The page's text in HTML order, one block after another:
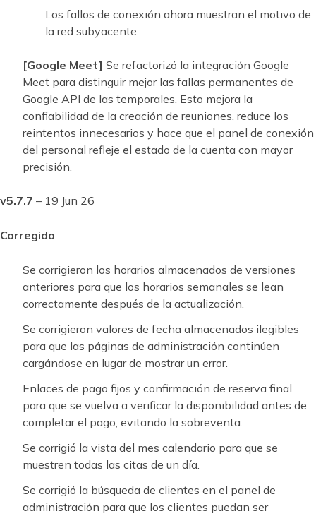
Los fallos de conexión ahora muestran el motivo de
la red subyacente.
[Google Meet] Se refactorizó la integración Google
Meet para distinguir mejor las fallas permanentes de
Google API de las temporales. Esto mejora la
confiabilidad de la creación de reuniones, reduce los
reintentos innecesarios y hace que el panel de conexión
del personal refleje el estado de la cuenta con mayor
precisión.
v5.7.7 – 19 Jun 26
Corregido
Se corrigieron los horarios almacenados de versiones
anteriores para que los horarios semanales se lean
correctamente después de la actualización.
Se corrigieron valores de fecha almacenados ilegibles
para que las páginas de administración continúen
cargándose en lugar de mostrar un error.
Enlaces de pago fijos y confirmación de reserva final
para que se vuelva a verificar la disponibilidad antes de
completar el pago, evitando la sobreventa.
Se corrigió la vista del mes calendario para que se
muestren todas las citas de un día.
Se corrigió la búsqueda de clientes en el panel de
administración para que los clientes puedan ser